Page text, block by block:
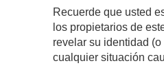
Recuerde que usted
los propietarios de
revelar su identidad
cualquier situación